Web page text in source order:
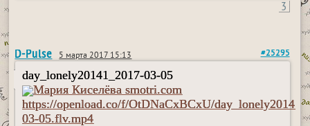
3
D-Pulse 5 марта 2017 15:13 #25295
day_lonely20141_2017-03-05
https://openload.co/f/OtDNaCxBCxU/
03-05.flv.mp4